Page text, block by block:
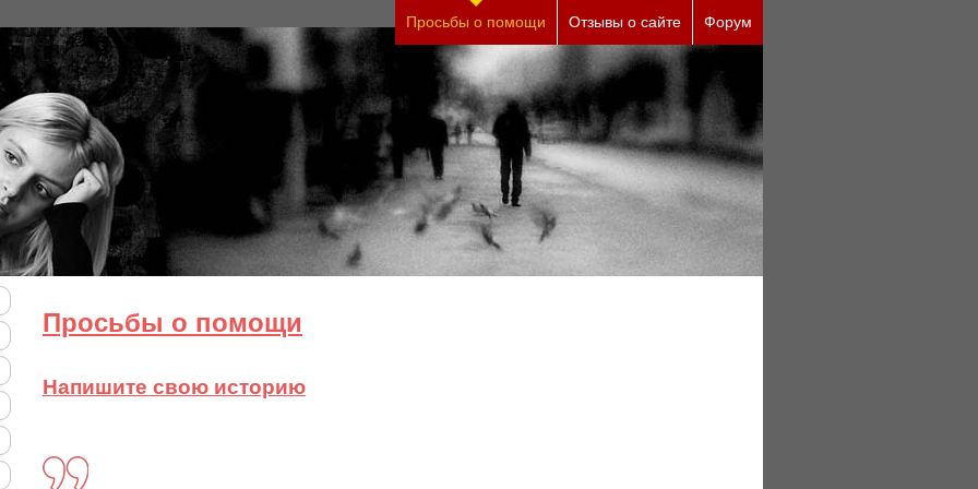
Просьбы о помощи Отзывы о сайте Форум
Просьбы о помощи
Напишите свою историю